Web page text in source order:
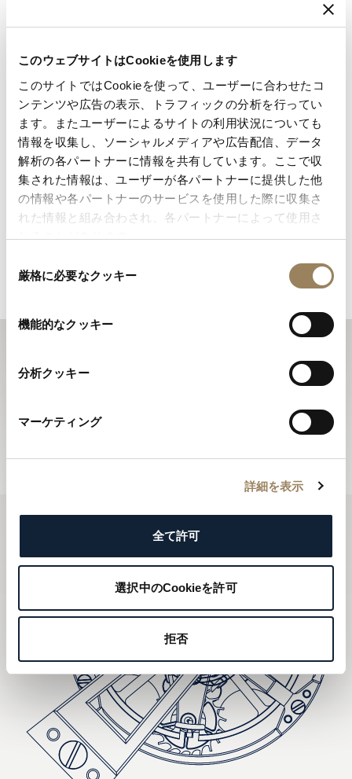
このウェブサイトはCookieを使用します
このサイトではCookieを使って、ユーザーに合わせたコ
ンテンツや広告の表示、トラフィックの分析を行ってい
ます。またユーザーによるサイトの利用状況についても
情報を収集し、ソーシャルメディアや広告配信、データ
解析の各パートナーに情報を共有しています。ここで収
集された情報は、ユーザーが各パートナーに提供した他
の情報や各パートナーのサービスを使用した際に収集さ
れた情報と組み合わされ、各パートナーによって使用さ
れることがあります。
厳格に必要なクッキー
機能的なクッキー
分析クッキー
マーケティング
詳細を表示
全て許可
選択中のCookieを許可
拒否
ビス保証期間は最大60か月となります
例外
以下については本保証の対象外となります：
通常の摩耗および経年劣化（例：クリスタルの傷、色や
素材の変化、皮革やゴムなどの非金属性ストラップの摩
耗）
不適切な使用、手入れ不足、または事故により生じた損
傷
保証の権利の喪失
当社サービスに承認されていない者により処置が実施さ
ニュースレターに登録する
新ニュースをお届けします。